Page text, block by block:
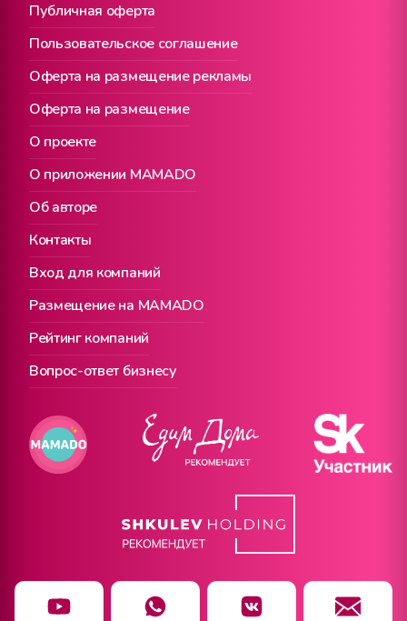
Публичная оферта
О проекте
Вход для компаний
Пользовательское соглашение
О приложении MAMADO
Размещение на MAMADO
Оферта на размещение рекламы
Об авторе
Рейтинг компаний
Оферта на размещение
Контакты
Вопрос-ответ бизнесу